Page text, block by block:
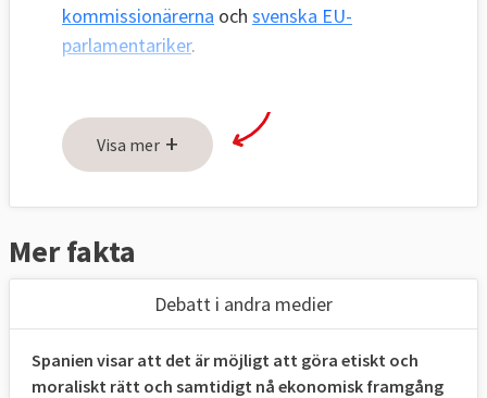
kommissionärerna och svenska EU-
parlamentariker.
Visa mer +
Mer fakta
Debatt i andra medier
Spanien visar att det är möjligt att göra etiskt och
moraliskt rätt och samtidigt nå ekonomisk framgång